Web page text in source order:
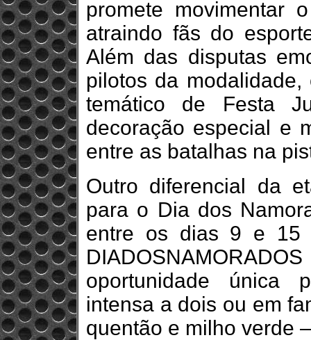
promete movimentar
atraindo fãs do
Além das disputas
pilotos da
temático de Festa
decoração especial e
entre as batalhas na
Outro diferencial da
para o Dia dos
entre os dias 9 e 15
oportunidade única
intensa a dois ou em
quentão e milho verde